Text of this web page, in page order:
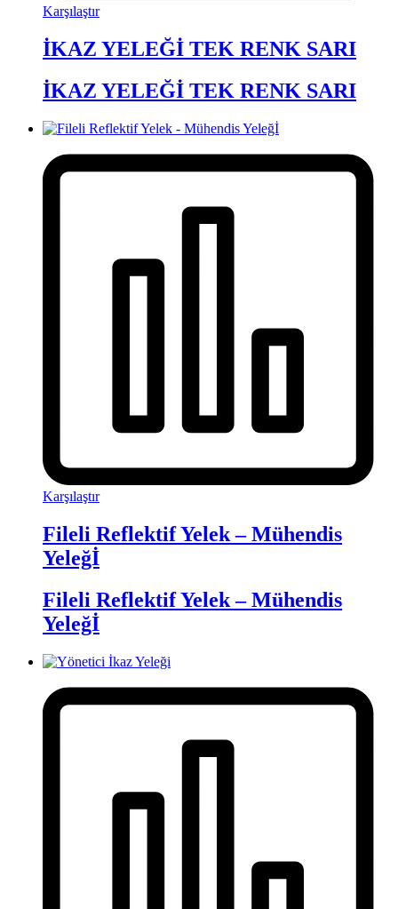
Karşılaştır
İKAZ YELEĞİ TEK RENK SARI
İKAZ YELEĞİ TEK RENK SARI
Karşılaştır
Fileli Reflektif Yelek – Mühendis
Yeleğİ
Fileli Reflektif Yelek – Mühendis
Yeleğİ